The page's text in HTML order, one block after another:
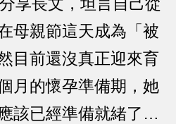
享長文，坦言自己從
母親節這天成為「被
目前還沒真正迎來育
月的懷孕準備期，她
該已經準備就緒了…